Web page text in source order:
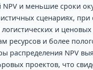
и меньшие сроки
сценариях,
и
ресурсов и более
распределения NPV
проектов, что